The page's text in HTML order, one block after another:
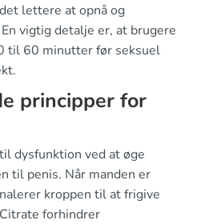
lettere at opnå og
vigtig detalje er, at brugere
til 60 minutter før seksuel
principper for
dysfunktion ved at øge
til penis. Når manden er
kroppen til at frigive
forhindrer